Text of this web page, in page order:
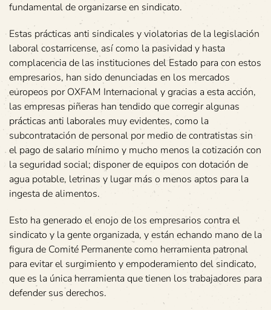
fundamental de organizarse en sindicato.
Estas prácticas anti sindicales y violatorias de la legislación
laboral costarricense, así como la pasividad y hasta
complacencia de las instituciones del Estado para con estos
empresarios, han sido denunciadas en los mercados
europeos por OXFAM Internacional y gracias a esta acción,
las empresas piñeras han tendido que corregir algunas
prácticas anti laborales muy evidentes, como la
subcontratación de personal por medio de contratistas sin
el pago de salario mínimo y mucho menos la cotización con
la seguridad social; disponer de equipos con dotación de
agua potable, letrinas y lugar más o menos aptos para la
ingesta de alimentos.
Esto ha generado el enojo de los empresarios contra el
sindicato y la gente organizada, y están echando mano de la
figura de Comité Permanente como herramienta patronal
para evitar el surgimiento y empoderamiento del sindicato,
que es la única herramienta que tienen los trabajadores para
defender sus derechos.